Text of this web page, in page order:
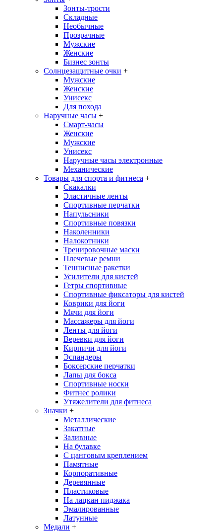
Зонты-трости
Складные
Необычные
Прозрачные
Мужские
Женские
Бизнес зонты
Солнцезащитные очки +
Мужские
Женские
Унисекс
Для похода
Наручные часы +
Смарт-часы
Женские
Мужские
Унисекс
Наручные часы электронные
Механические
Товары для спорта и фитнеса +
Скакалки
Эластичные ленты
Спортивные перчатки
Напульсники
Спортивные повязки
Наколенники
Налокотники
Тренировочные маски
Плечевые ремни
Теннисные ракетки
Усилители для кистей
Гетры спортивные
Спортивные фиксаторы для кистей
Коврики для йоги
Мячи для йоги
Массажеры для йоги
Ленты для йоги
Веревки для йоги
Кирпичи для йоги
Эспандеры
Боксерские перчатки
Лапы для бокса
Спортивные носки
Фитнес ролики
Утяжелители для фитнеса
Значки +
Металлические
Закатные
Заливные
На булавке
С цанговым креплением
Памятные
Корпоративные
Деревянные
Пластиковые
На лацкан пиджака
Эмалированные
Латунные
Медали +